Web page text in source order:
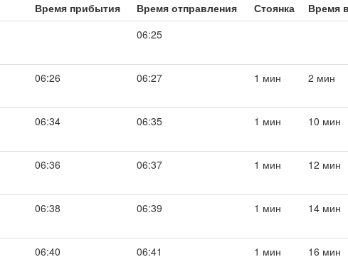
Время прибытия Время отправления Стоянка Время
06:25
06:26 06:27 1 мин 2 мин
06:34 06:35 1 мин 10 мин
06:36 06:37 1 мин 12 мин
06:38 06:39 1 мин 14 мин
06:40 06:41 1 мин 16 мин